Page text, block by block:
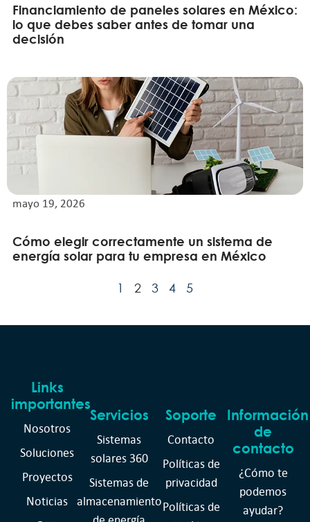
Financiamiento de paneles solares en México:
lo que debes saber antes de tomar una
decisión
mayo 19, 2026
Cómo elegir correctamente un sistema de
energía solar para tu empresa en México
1 2 3 4 5
Links
importantes
Nosotros
Soluciones
Proyectos
Noticias
Servicios
Sistemas
solares 360
Sistemas de
almacenamiento
Soporte
Contacto
Políticas de
privacidad
Políticas de
Información
de
contacto
¿Cómo te
podemos
ayudar?